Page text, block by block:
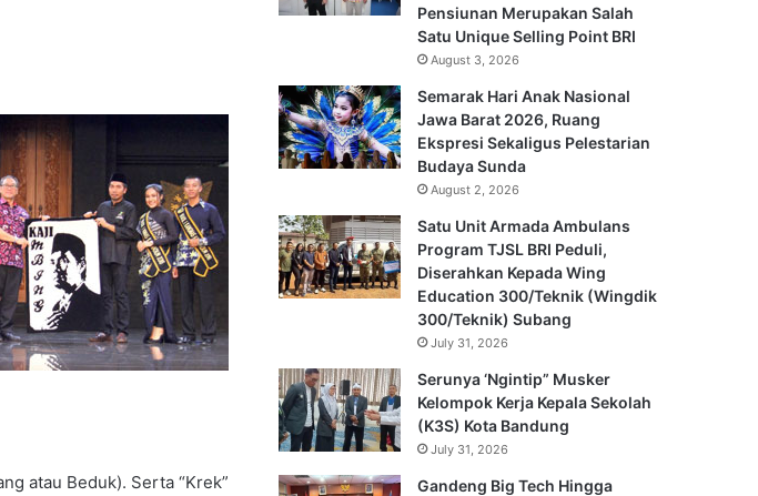
atau Beduk). Serta “Krek”
Pensiunan Merupakan Salah
Satu Unique Selling Point BRI
August 3, 2026
Semarak Hari Anak Nasional
Jawa Barat 2026, Ruang
Ekspresi Sekaligus Pelestarian
Budaya Sunda
August 2, 2026
Satu Unit Armada Ambulans
Program TJSL BRI Peduli,
Diserahkan Kepada Wing
Education 300/Teknik (Wingdik
300/Teknik) Subang
July 31, 2026
Serunya ‘Ngintip” Musker
Kelompok Kerja Kepala Sekolah
(K3S) Kota Bandung
July 31, 2026
Gandeng Big Tech Hingga